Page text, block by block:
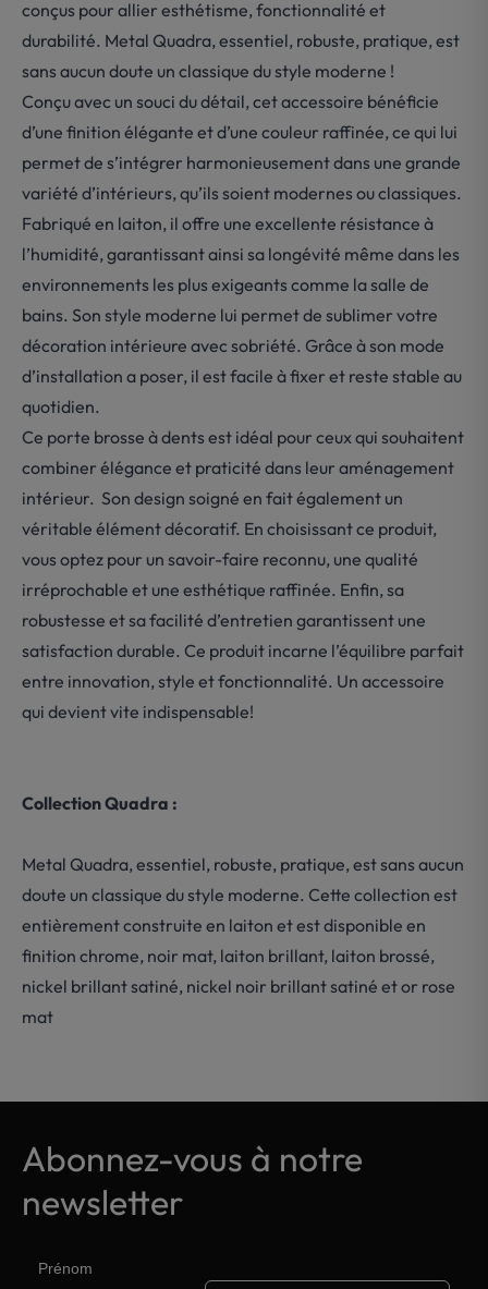
conçus pour allier esthétisme, fonctionnalité et
durabilité. Metal Quadra, essentiel, robuste, pratique, est
sans aucun doute un classique du style moderne !
Conçu avec un souci du détail, cet accessoire bénéficie
d’une finition élégante et d’une couleur raffinée, ce qui lui
permet de s’intégrer harmonieusement dans une grande
variété d’intérieurs, qu’ils soient modernes ou classiques.
Fabriqué en laiton, il offre une excellente résistance à
l’humidité, garantissant ainsi sa longévité même dans les
environnements les plus exigeants comme la salle de
bains. Son style moderne lui permet de sublimer votre
décoration intérieure avec sobriété. Grâce à son mode
d’installation a poser, il est facile à fixer et reste stable au
quotidien.
Ce porte brosse à dents est idéal pour ceux qui souhaitent
combiner élégance et praticité dans leur aménagement
intérieur. Son design soigné en fait également un
véritable élément décoratif. En choisissant ce produit,
vous optez pour un savoir-faire reconnu, une qualité
irréprochable et une esthétique raffinée. Enfin, sa
robustesse et sa facilité d’entretien garantissent une
satisfaction durable. Ce produit incarne l’équilibre parfait
entre innovation, style et fonctionnalité. Un accessoire
qui devient vite indispensable!
Collection Quadra :
Metal Quadra, essentiel, robuste, pratique, est sans aucun
doute un classique du style moderne. Cette collection est
entièrement construite en laiton et est disponible en
finition chrome, noir mat, laiton brillant, laiton brossé,
nickel brillant satiné, nickel noir brillant satiné et or rose
mat
Abonnez-vous à notre
newsletter
Prénom